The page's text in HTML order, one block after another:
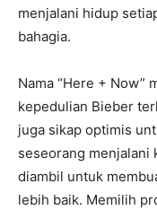
menjalani hidup
bahagia.
Nama “Here + Now”
kepedulian Bieber
juga sikap optimis
seseorang menjalani
diambil untuk
lebih baik. Memilih